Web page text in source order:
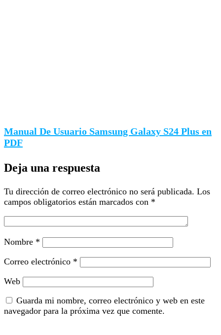
Manual De Usuario Samsung Galaxy S24 Plus en
PDF
Deja una respuesta
Tu dirección de correo electrónico no será publicada. Los
campos obligatorios están marcados con *
Nombre *
Correo electrónico *
Web
Guarda mi nombre, correo electrónico y web en este
navegador para la próxima vez que comente.